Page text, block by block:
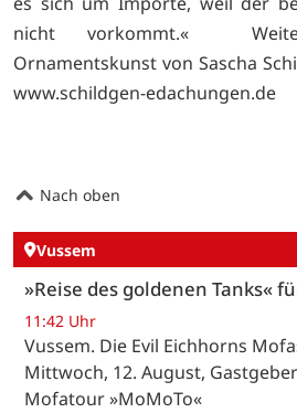
nicht vorkommt.«
Ornamentskunst von Sascha
www.schildgen-edachungen.de
Nach oben
Vussem
»Reise des goldenen Tanks«
11:42 Uhr
Vussem. Die Evil Eichhorns
Mittwoch, 12. August,
Mofatour »MoMoTo«